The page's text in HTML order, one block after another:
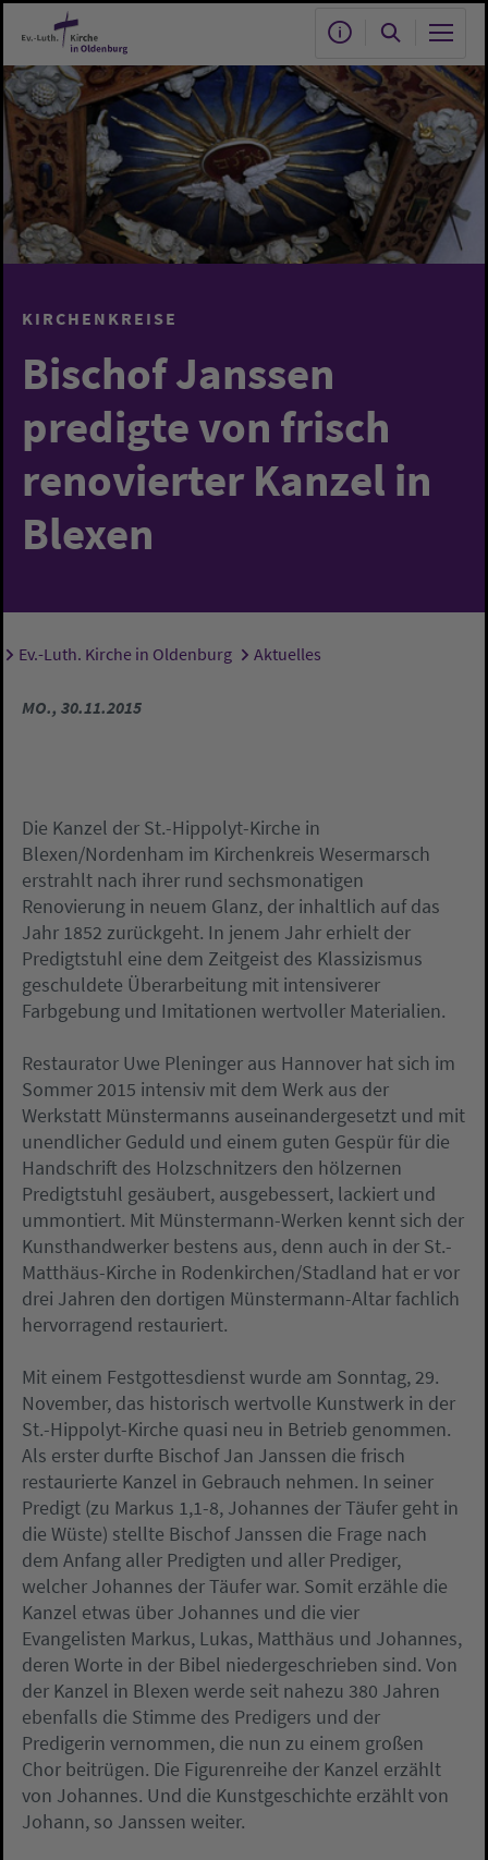
Zum Hauptinhalt springen
KIRCHENKREISE
Bischof Janssen
predigte von frisch
renovierter Kanzel in
Blexen
Sie sind hier:
Ev.-Luth. Kirche in Oldenburg Aktuelles
MO., 30.11.2015
Die Kanzel der St.-Hippolyt-Kirche in
Blexen/Nordenham im Kirchenkreis Wesermarsch
erstrahlt nach ihrer rund sechsmonatigen
Renovierung in neuem Glanz, der inhaltlich auf das
Jahr 1852 zurückgeht. In jenem Jahr erhielt der
Predigtstuhl eine dem Zeitgeist des Klassizismus
geschuldete Überarbeitung mit intensiverer
Farbgebung und Imitationen wertvoller Materialien.
Restaurator Uwe Pleninger aus Hannover hat sich im
Sommer 2015 intensiv mit dem Werk aus der
Werkstatt Münstermanns auseinandergesetzt und mit
unendlicher Geduld und einem guten Gespür für die
Handschrift des Holzschnitzers den hölzernen
Predigtstuhl gesäubert, ausgebessert, lackiert und
ummontiert. Mit Münstermann-Werken kennt sich der
Kunsthandwerker bestens aus, denn auch in der St.-
Matthäus-Kirche in Rodenkirchen/Stadland hat er vor
drei Jahren den dortigen Münstermann-Altar fachlich
hervorragend restauriert.
Mit einem Festgottesdienst wurde am Sonntag, 29.
November, das historisch wertvolle Kunstwerk in der
St.-Hippolyt-Kirche quasi neu in Betrieb genommen.
Als erster durfte Bischof Jan Janssen die frisch
restaurierte Kanzel in Gebrauch nehmen. In seiner
Predigt (zu Markus 1,1-8, Johannes der Täufer geht in
die Wüste) stellte Bischof Janssen die Frage nach
dem Anfang aller Predigten und aller Prediger,
welcher Johannes der Täufer war. Somit erzähle die
Kanzel etwas über Johannes und die vier
Evangelisten Markus, Lukas, Matthäus und Johannes,
deren Worte in der Bibel niedergeschrieben sind. Von
der Kanzel in Blexen werde seit nahezu 380 Jahren
ebenfalls die Stimme des Predigers und der
Predigerin vernommen, die nun zu einem großen
Chor beitrügen. Die Figurenreihe der Kanzel erzählt
von Johannes. Und die Kunstgeschichte erzählt von
Johann, so Janssen weiter.